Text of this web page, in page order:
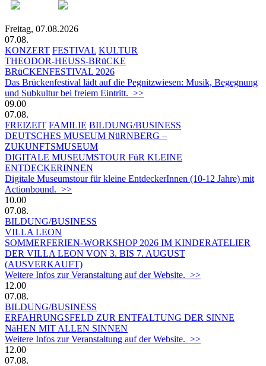
Freitag, 07.08.2026
07.08.
KONZERT FESTIVAL KULTUR
THEODOR-HEUSS-BRüCKE
BRüCKENFESTIVAL 2026
Das Brückenfestival lädt auf die Pegnitzwiesen: Musik, Begegnung
und Subkultur bei freiem Eintritt. >>
09.00
07.08.
FREIZEIT FAMILIE BILDUNG/BUSINESS
DEUTSCHES MUSEUM NüRNBERG –
ZUKUNFTSMUSEUM
DIGITALE MUSEUMSTOUR FüR KLEINE
ENTDECKERINNEN
Digitale Museumstour für kleine EntdeckerInnen (10-12 Jahre) mit
Actionbound. >>
10.00
07.08.
BILDUNG/BUSINESS
VILLA LEON
SOMMERFERIEN-WORKSHOP 2026 IM KINDERATELIER
DER VILLA LEON VON 3. BIS 7. AUGUST
(AUSVERKAUFT)
Weitere Infos zur Veranstaltung auf der Website. >>
12.00
07.08.
BILDUNG/BUSINESS
ERFAHRUNGSFELD ZUR ENTFALTUNG DER SINNE
NäHEN MIT ALLEN SINNEN
Weitere Infos zur Veranstaltung auf der Website. >>
12.00
07.08.